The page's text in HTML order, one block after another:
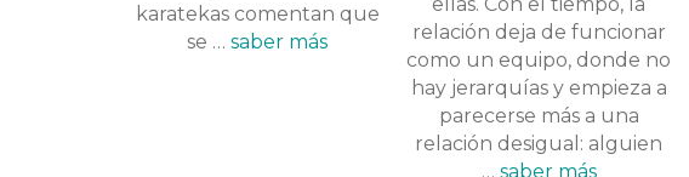
karatekas comentan que
se …saber más
relación deja de funcionar
como un equipo, donde no
hay jerarquías y empieza a
parecerse más a una
relación desigual: alguien
… saber más